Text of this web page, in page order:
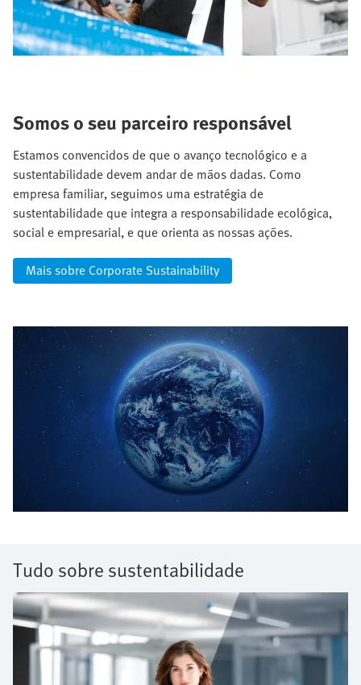
Somos o seu parceiro responsável
Estamos convencidos de que o avanço tecnológico e a
sustentabilidade devem andar de mãos dadas. Como
empresa familiar, seguimos uma estratégia de
sustentabilidade que integra a responsabilidade ecológica,
social e empresarial, e que orienta as nossas ações.
Mais sobre Corporate Sustainability
Tudo sobre sustentabilidade